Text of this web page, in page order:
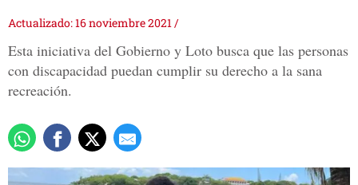
Actualizado: 16 noviembre 2021/
Esta iniciativa del Gobierno y Loto busca que las personas
con discapacidad puedan cumplir su derecho a la sana
recreación.